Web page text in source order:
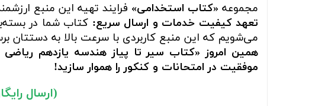
مجموعه «کتاب استخدامی» فرایند تهیه این منبع
تعهد کیفیت خدمات و ارسال سریع: کتاب شما در
می‌شویم که این منبع کاربردی با سرعت بالا به دستتان
همین امروز «کتاب سیر تا پیاز هندسه یازدهم
موفقیت در امتحانات و کنکور را هموار سازید!
(ارسال رایگان